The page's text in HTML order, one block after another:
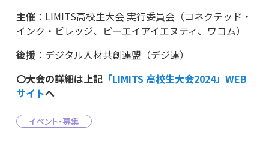
主催：LIMITS高校生大会 実行委員会（コネクテッド・
インク・ビレッジ、ピーエイアイエヌティ、ワコム）
後援 ：デジタル人材共創連盟（デジ連）
〇大会の詳細は上記「LIMITS 高校生大会2024」WEB
サイトへ
イベント・募集